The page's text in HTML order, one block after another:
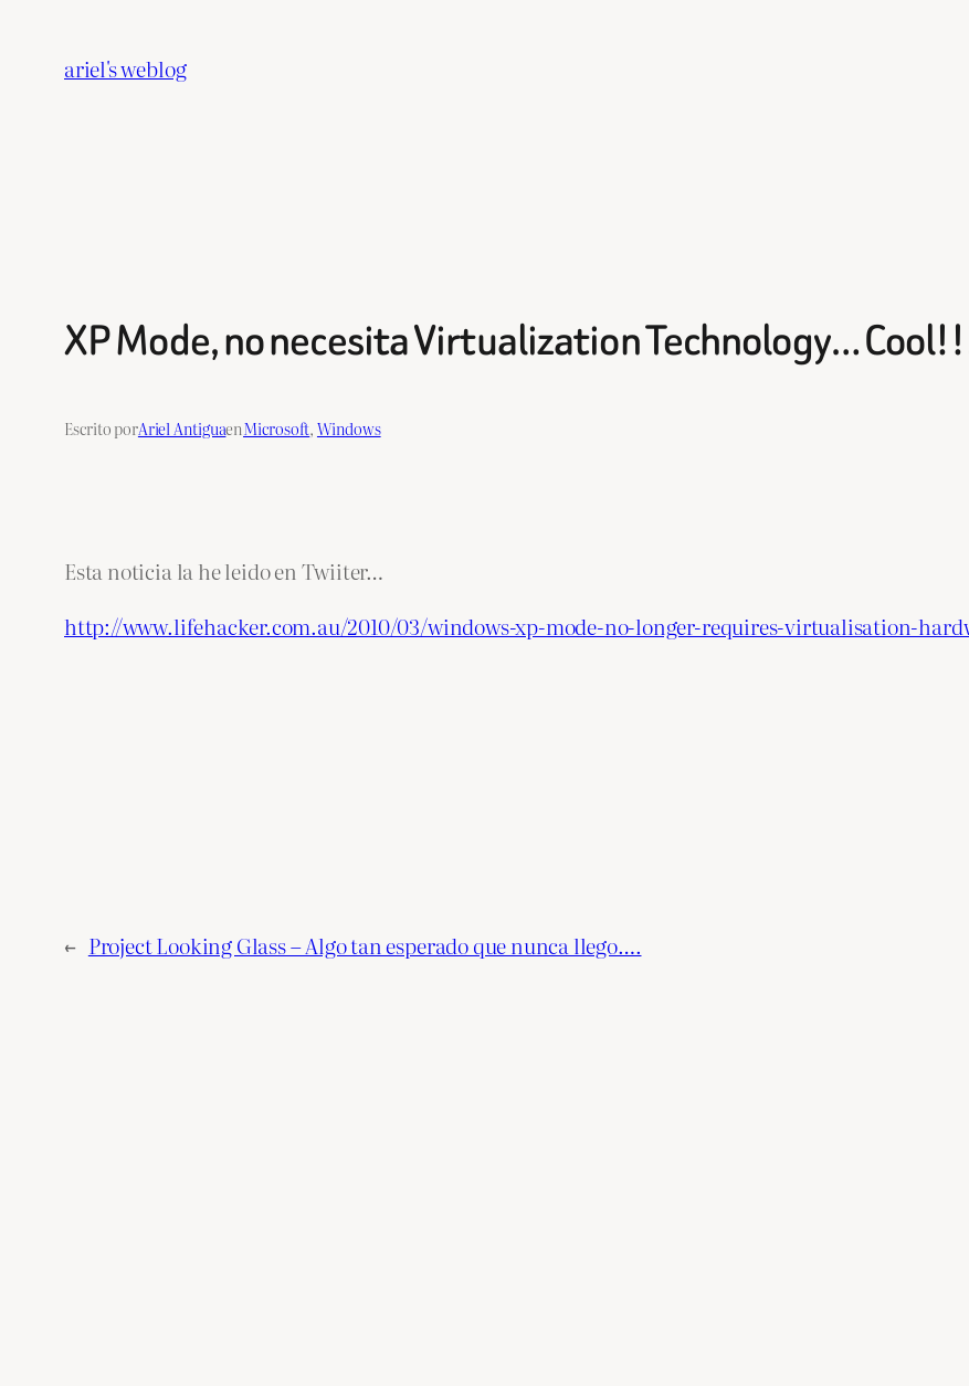
contenido
ariel's weblog
XP Mode, no necesita Virtualization Technology…
Escrito porAriel AntiguaenMicrosoft, Windows
Esta noticia la he leido en Twiiter…
http://www.lifehacker.com.au/2010/03/windows-xp-mode-no-longer-requires-virtualisation-
← Project Looking Glass – Algo tan esperado que nunca llego….